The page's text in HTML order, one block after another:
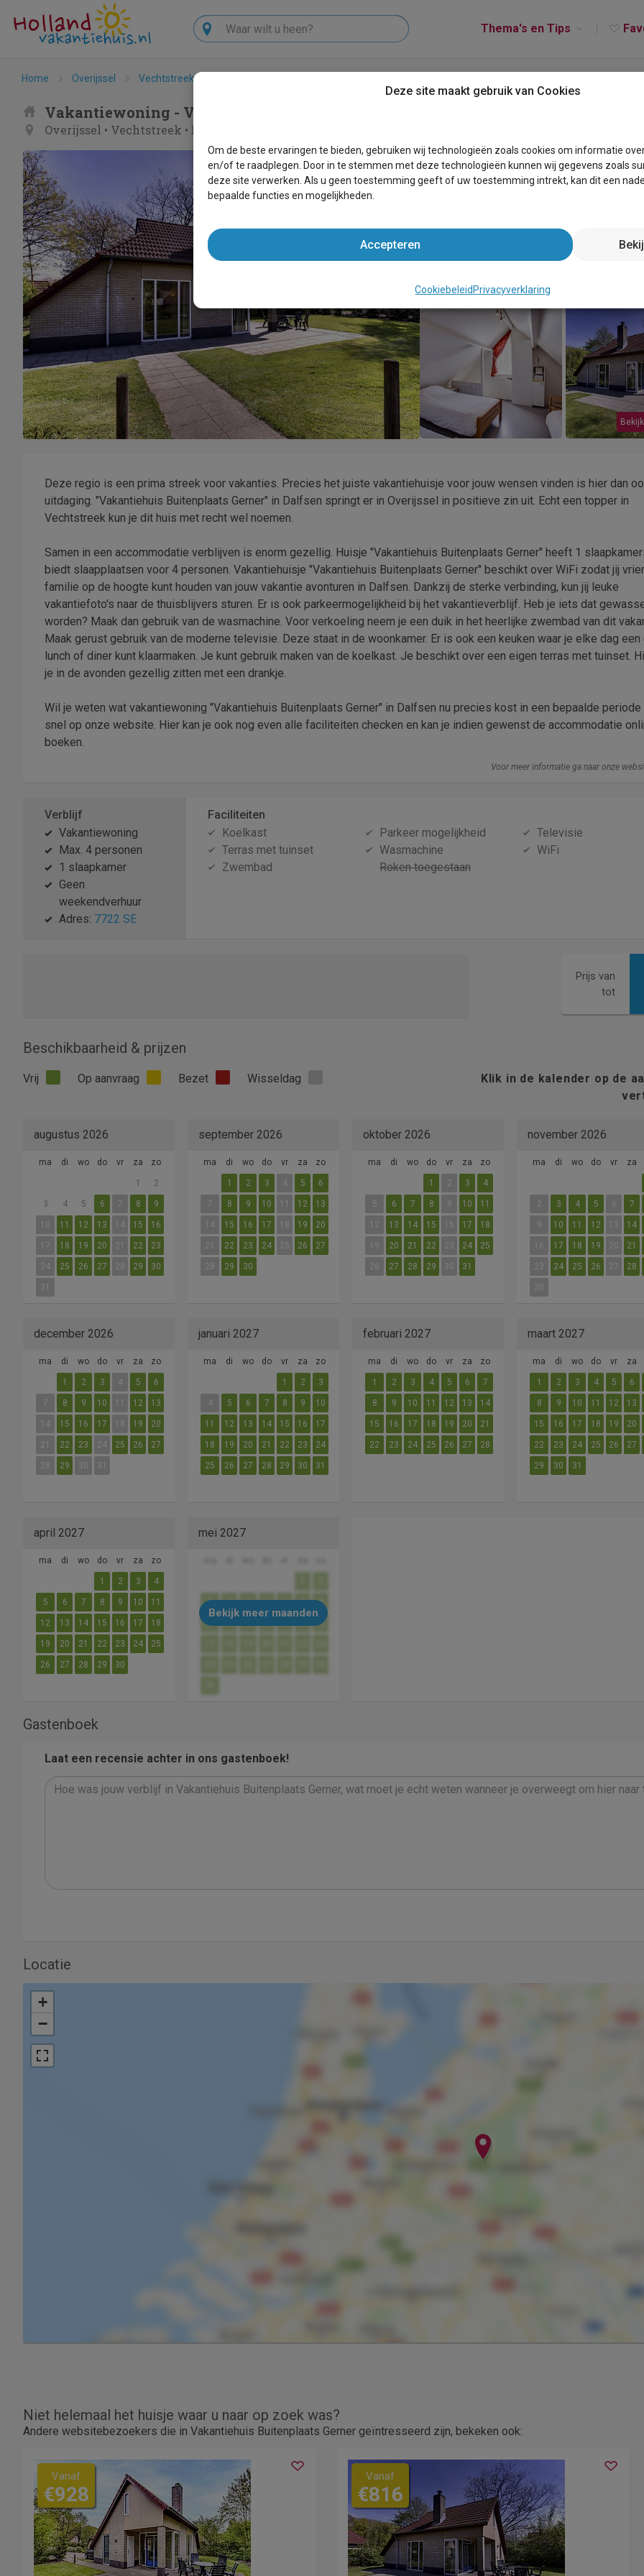
Thema's en Tips
Zoeken
Home Overijssel Vechtstreek
Vakantiewoning - Vakantiehuis Buitenplaats Gerner
Overijssel • Vechtstreek • Dalfsen
Deze regio is een prima streek voor vakanties. Precies het juiste vakantiehuisje voor jouw wensen vinden is hier dan
uitdaging. "Vakantiehuis Buitenplaats Gerner" in Dalfsen springt er in Overijssel in positieve zin uit. Echt een topper in
Vechtstreek kun je dit huis met recht wel noemen.
Samen in een accommodatie verblijven is enorm gezellig. Huisje "Vakantiehuis Buitenplaats Gerner" heeft 1
biedt slaapplaatsen voor 4 personen. Vakantiehuisje "Vakantiehuis Buitenplaats Gerner" beschikt over WiFi zodat jij
familie op de hoogte kunt houden van jouw vakantie avonturen in Dalfsen. Dankzij de sterke verbinding, kun jij leuke
vakantiefoto's naar de thuisblijvers sturen. Er is ook parkeermogelijkheid bij het vakantieverblijf. Heb je iets dat
worden? Maak dan gebruik van de wasmachine. Voor verkoeling neem je een duik in het heerlijke zwembad van dit
Maak gerust gebruik van de moderne televisie. Deze staat in de woonkamer. Er is ook een keuken waar je elke dag een
lunch of diner kunt klaarmaken. Je kunt gebruik maken van de koelkast. Je beschikt over een eigen terras met tuinset.
je in de avonden gezellig zitten met een drankje.
Wil je weten wat vakantiewoning "Vakantiehuis Buitenplaats Gerner" in Dalfsen nu precies kost in een bepaalde periode
snel op onze website. Hier kan je ook nog even alle faciliteiten checken en kan je indien gewenst de accommodatie
boeken.
Voor meer informatie ga naar onze
Verblijf
Vakantiewoning
Max. 4 personen
1 slaapkamer
Geen
weekendverhuur
Adres: 7722 SE
Faciliteiten
Koelkast
Parkeer mogelijkheid
Televisie
Terras met tuinset
Wasmachine
WiFi
Zwembad
Roken toegestaan
Prijs van
tot
Beschikbaarheid & prijzen
Klik in de kalender op de
Vrij Op aanvraag Bezet Wisseldag
augustus 2026
ma di wo do vr za zo
1 2
3 4 5 6 7 8 9
10 11 12 13 14 15 16
17 18 19 20 21 22 23
24 25 26 27 28 29 30
31
september 2026
ma di wo do vr za zo
1 2 3 4 5 6
7 8 9 10 11 12 13
14 15 16 17 18 19 20
21 22 23 24 25 26 27
28 29 30
oktober 2026
ma di wo do vr za zo
1 2 3 4
5 6 7 8 9 10 11
12 13 14 15 16 17 18
19 20 21 22 23 24 25
26 27 28 29 30 31
november 2026
ma di wo do vr za
2 3 4 5 6 7
9 10 11 12 13 14
16 17 18 19 20 21
23 24 25 26 27 28
30
december 2026
ma di wo do vr za zo
1 2 3 4 5 6
7 8 9 10 11 12 13
14 15 16 17 18 19 20
21 22 23 24 25 26 27
28 29 30 31
januari 2027
ma di wo do vr za zo
1 2 3
4 5 6 7 8 9 10
11 12 13 14 15 16 17
18 19 20 21 22 23 24
25 26 27 28 29 30 31
februari 2027
ma di wo do vr za zo
1 2 3 4 5 6 7
8 9 10 11 12 13 14
15 16 17 18 19 20 21
22 23 24 25 26 27 28
maart 2027
ma di wo do vr za
1 2 3 4 5 6
8 9 10 11 12 13
15 16 17 18 19 20
22 23 24 25 26 27
29 30 31
april 2027
ma di wo do vr za zo
1 2 3 4
5 6 7 8 9 10 11
12 13 14 15 16 17 18
19 20 21 22 23 24 25
26 27 28 29 30
mei 2027
3 4 5 6 7 8 9
10 16
Bekijk meer maanden
Gastenboek
Laat een recensie achter in ons gastenboek!
Locatie
+
−
Niet helemaal het huisje waar u naar op zoek was?
Andere websitebezoekers die in Vakantiehuis Buitenplaats Gerner geïntresseerd zijn, bekeken ook:
Vanaf
€928
Vanaf
€816
Deze site maakt gebruik van Cookies
Om de beste ervaringen te bieden, gebruiken wij technologieën zoals cookies om informatie
en/of te raadplegen. Door in te stemmen met deze technologieën kunnen wij gegevens zoals
deze site verwerken. Als u geen toestemming geeft of uw toestemming intrekt, kan dit een
bepaalde functies en mogelijkheden.
Accepteren
Cookiebeleid Privacyverklaring